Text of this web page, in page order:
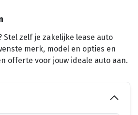
Stel zelf je zakelijke lease auto
merk, model en opties en
offerte voor jouw ideale auto aan.